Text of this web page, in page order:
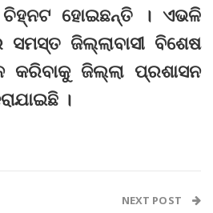
ଚିହ୍ନଟ ହୋଇଛନ୍ତି । ଏଭଳି
ସମସ୍ତ ଜିଲ୍ଲାବାସୀ ବିଶେଷ
କରିବାକୁ ଜିଲ୍ଲା ପ୍ରଶାସନ
।
NEXT POST